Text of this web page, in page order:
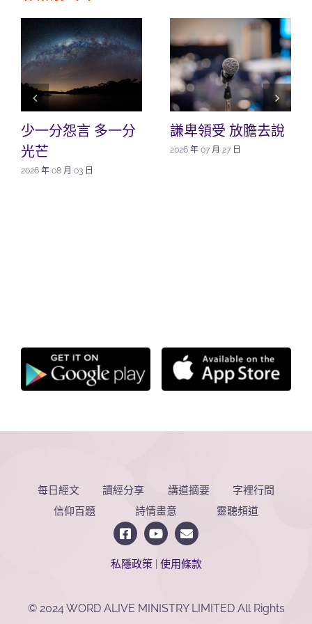
少一分怨言 多一分
光芒
2026 年 08 月 03 日
謙卑領受 放膽去說
2026 年 07 月 27 日
每日經文 讀經分享 講道摘要
字裡行間
信仰百題
詩情畫意 靈聽頻道
私隱政策| 使用條款
© 2024 WORD ALIVE MINISTRY LIMITED All Rights